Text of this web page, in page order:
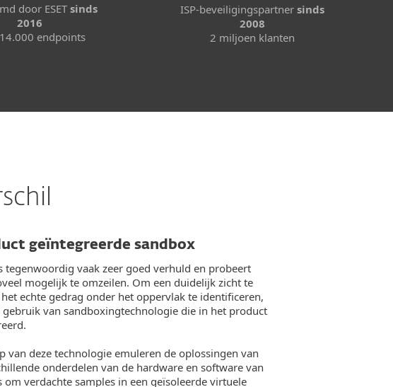
door ESETsinds
2016
endpoints
ISP-beveiligingspartner sinds
2008
2 miljoen klanten
geïntegreerde sandbox
tegenwoordig vaak zeer goed verhuld en probeert
mogelijk te omzeilen. Om een duidelijk zicht te
echte gedrag onder het oppervlak te identificeren,
gebruik van sandboxingtechnologie die in het product
van deze technologie emuleren de oplossingen van
onderdelen van de hardware en software van
om verdachte samples in een geïsoleerde virtuele